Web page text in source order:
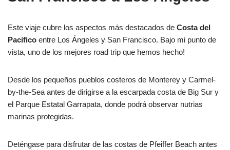
Este viaje cubre los aspectos más destacados de Costa del
Pacifico entre Los Ángeles y San Francisco. Bajo mi punto de
vista, uno de los mejores road trip que hemos hecho!
Desde los pequeños pueblos costeros de Monterey y Carmel-
by-the-Sea antes de dirigirse a la escarpada costa de Big Sur y
el Parque Estatal Garrapata, donde podrá observar nutrias
marinas protegidas.
Deténgase para disfrutar de las costas de Pfeiffer Beach antes